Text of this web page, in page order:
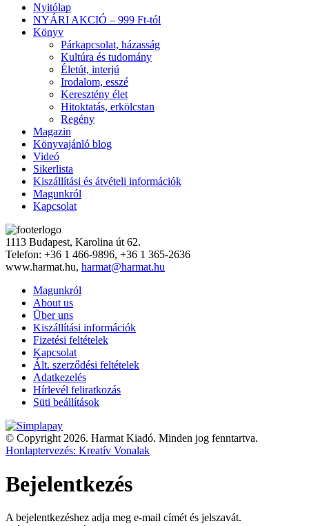
Nyitólap
NYÁRI AKCIÓ – 999 Ft-tól
Könyv
Párkapcsolat, házasság
Kultúra és tudomány
Életút, interjú
Irodalom, esszé
Keresztény élet
Hitoktatás, erkölcstan
Regény
Magazin
Könyvajánló blog
Videó
Sikerlista
Kiszállítási és átvételi információk
Magunkról
Kapcsolat
1113 Budapest, Karolina út 62.
Telefon: +36 1 466-9896, +36 1 365-2636
www.harmat.hu, harmat@harmat.hu
Magunkról
About us
Über uns
Kiszállítási információk
Fizetési feltételek
Kapcsolat
Ált. szerződési feltételek
Adatkezelés
Hírlevél feliratkozás
Süti beállítások
© Copyright 2026. Harmat Kiadó. Minden jog fenntartva.
Honlaptervezés: Kreatív Vonalak
Bejelentkezés
A bejelentkezéshez adja meg e-mail címét és jelszavát.